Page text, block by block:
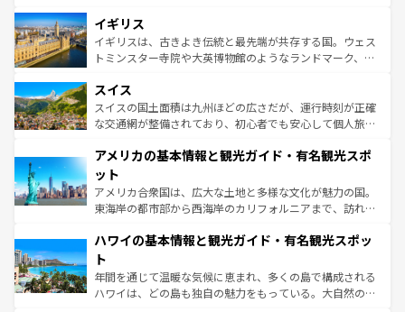
香り高いラベンダー畑など、多彩な楽しみ方が可能だ。さ
らに、パリ以外の地域にも魅力が溢れており、どの街角に
も豊かな歴史と文化が息づいている。パリ以外の個性あふ
を参照してほしい。
顔を持つこの国は、どこを歩いても飽きることがない。ベ
ルリンの文化的活気、バイエルン州のアルプスの絶景、そ
してライン川沿いのワイン畑といった風景は必見。ビール
は、お酒好きな人にはぜひ体験してほしい。 なお、新着の
ドイツ情報はコンテンツ一覧を参照してほしい。
イギリス
イギリスは、古きよき伝統と最先端が共存する国。ウェス
トミンスター寺院や大英博物館のようなランドマーク、歴
リアごとに異なる魅力がある。また、優雅なアフタヌーン
ティー、ビール好きにはたまらない英国パブ、サッカー観
戦など、本場だからこそできる体験も豊富。イギリスを旅
ンツ一覧を参照してほしい。
スイス
スイスの国土面積は九州ほどの広さだが、運行時刻が正確
な交通網が整備されており、初心者でも安心して個人旅行
の建物がそのまま残る町や、スイスならではのユニークな
博物館もあり、アルプス観光だけでなく町歩きも満喫する
ことができる。国民の所得が高いため物価も高いが、旅行
者向けの交通パス提供のサービスもあり、うまく活用すれ
着のスイス情報はコンテンツ一覧を参照してほしい。
アメリカの基本情報と観光ガイド・有名観光スポ
ット
アメリカ合衆国は、広大な土地と多様な文化が魅力の国。
東海岸の都市部から西海岸のカリフォルニアまで、訪れる
のような巨大都市は、観光、ショッピング、エンターテイ
ンメントが詰まった刺激的なスポットだ。一方、アメリカ
西部には大自然が広がり、グランドキャニオンやイエロー
ストーン国立公園といった絶景が堪能できる。さらに、南
ハワイの基本情報と観光ガイド・有名観光スポッ
ト
年間を通じて温暖な気候に恵まれ、多くの島で構成される
ハワイは、どの島も独自の魅力をもっている。大自然の神